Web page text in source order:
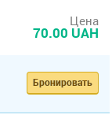
Цена
70.00 UAH
Бронировать